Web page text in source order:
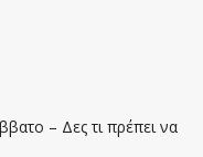
– Δες τι πρέπει να